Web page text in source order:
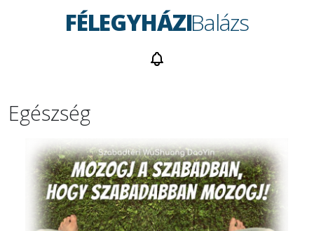
Egészség
FÉLEGYHÁZIBalázs